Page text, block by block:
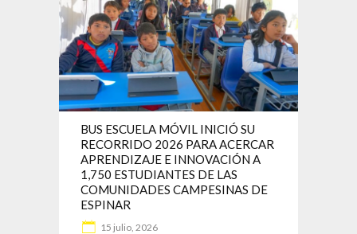
BUS ESCUELA MÓVIL INICIÓ SU
RECORRIDO 2026 PARA ACERCAR
APRENDIZAJE E INNOVACIÓN A
1,750 ESTUDIANTES DE LAS
COMUNIDADES CAMPESINAS DE
ESPINAR
15 julio, 2026